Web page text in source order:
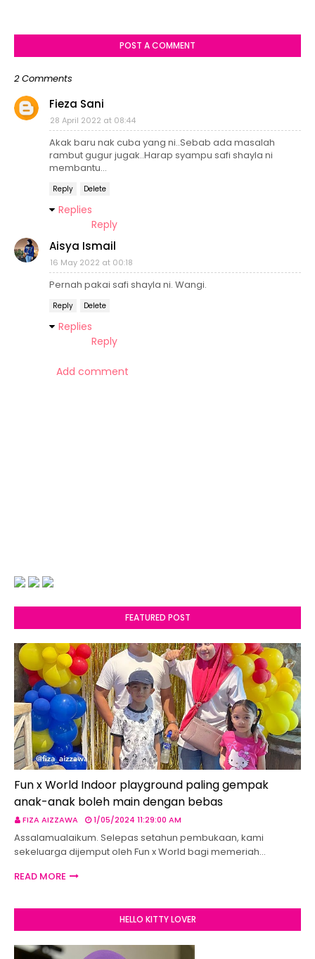
POST A COMMENT
2 Comments
Fieza Sani
28 April 2022 at 08:44
Akak baru nak cuba yang ni..Sebab ada masalah
rambut gugur jugak..Harap syampu safi shayla ni
membantu...
Reply Delete
Replies
Reply
Aisya Ismail
16 May 2022 at 00:18
Pernah pakai safi shayla ni. Wangi.
Reply Delete
Replies
Reply
Add comment
FEATURED POST
Fun x World Indoor playground paling gempak
anak-anak boleh main dengan bebas
FIZA AIZZAWA 1/05/2024 11:29:00 AM
Assalamualaikum. Selepas setahun pembukaan, kami
sekeluarga dijemput oleh Fun x World bagi memeriah…
READ MORE
HELLO KITTY LOVER